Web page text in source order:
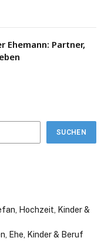
Ehemann: Partner,
SUCHEN
Hochzeit, Kinder &
Ehe, Kinder & Beruf